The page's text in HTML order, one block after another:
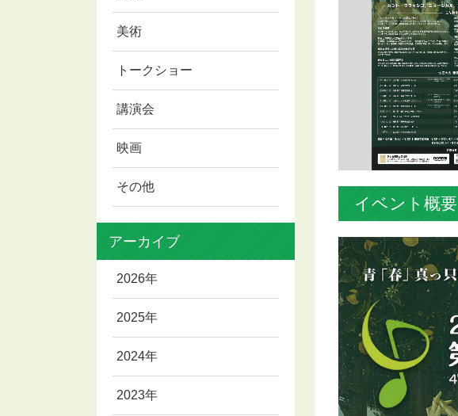
イベント概要
美術
トークショー
講演会
映画
その他
アーカイブ
2026年
2025年
2024年
2023年